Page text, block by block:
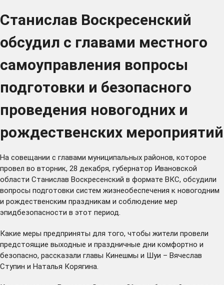
Станислав Воскресенский
обсудил с главами местного
самоуправления вопросы
подготовки и безопасного
проведения новогодних и
рождественских мероприятий
На совещании с главами муниципальных районов, которое
провел во вторник, 28 декабря, губернатор Ивановской
области Станислав Воскресенский в формате ВКС, обсудили
вопросы подготовки систем жизнеобеспечения к новогодним
и рождественским праздникам и соблюдение мер
эпидбезопасности в этот период.
Какие меры предприняты для того, чтобы жители провели
предстоящие выходные и праздничные дни комфортно и
безопасно, рассказали главы Кинешмы и Шуи – Вячеслав
Ступин и Наталья Корягина.